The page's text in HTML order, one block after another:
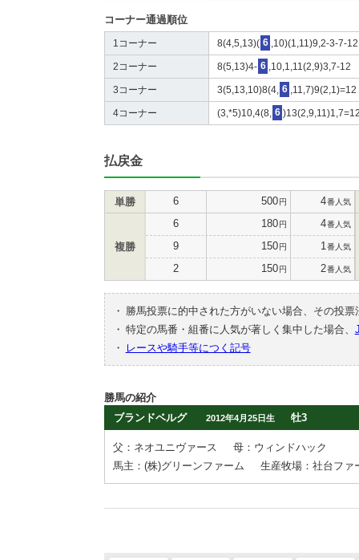
コーナー通過順位
1コーナー 8(4,5,13)( 6 ,10)(1,11)9,2-3-7-12
2コーナー 8(5,13)4- 6 ,10,1,11(2,9)3,7-12
3コーナー 3(5,13,10)8(4, 6 ,11,7)9(2,1)=12
4コーナー (3,*5)10,4(8, 6
払戻金
単勝 6 500円 4番人気
複勝
6 180円 4番人気
9 150円 1 番人気
2 150円 2番人気
・
勝馬投票に的中された方がいない場合、その投
・ 特定の馬番・組番に人気が著しく集中した場合、
・
レースや騎手等につく記号
勝馬の紹介
ブランドベルグ
2012年4月25日生 牡3
父：ネオユニヴァース
母：ウィンドハック
馬主：(株)グリーンファーム
生産牧場：社台ファ